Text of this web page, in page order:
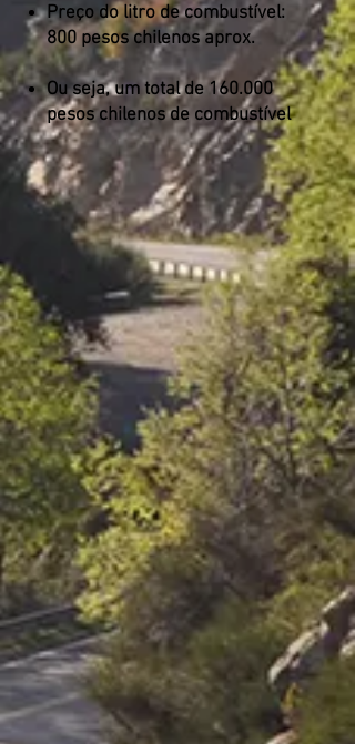
Preço do litro de combustível:
800 pesos chilenos aprox.
Ou seja, um total de 160.000
pesos chilenos de combustível
Tortel